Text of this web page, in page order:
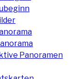
Panoramen